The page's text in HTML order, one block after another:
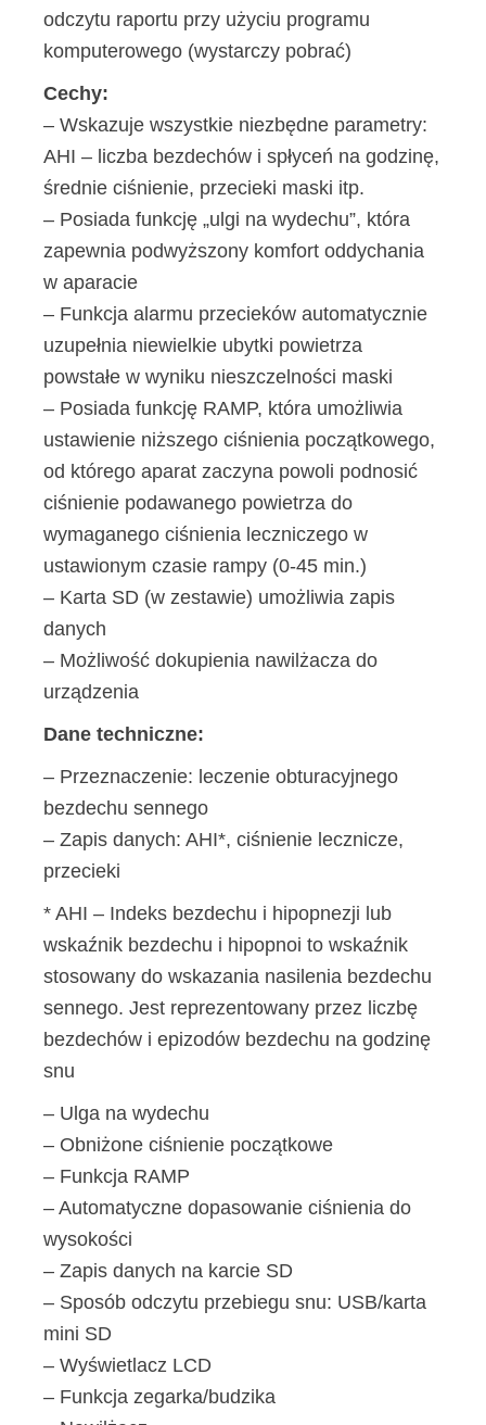
odczytu raportu przy użyciu programu
komputerowego (wystarczy pobrać)
Cechy:
– Wskazuje wszystkie niezbędne parametry:
AHI – liczba bezdechów i spłyceń na godzinę,
średnie ciśnienie, przecieki maski itp.
– Posiada funkcję „ulgi na wydechu”, która
zapewnia podwyższony komfort oddychania
w aparacie
– Funkcja alarmu przecieków automatycznie
uzupełnia niewielkie ubytki powietrza
powstałe w wyniku nieszczelności maski
– Posiada funkcję RAMP, która umożliwia
ustawienie niższego ciśnienia początkowego,
od którego aparat zaczyna powoli podnosić
ciśnienie podawanego powietrza do
wymaganego ciśnienia leczniczego w
ustawionym czasie rampy (0-45 min.)
– Karta SD (w zestawie) umożliwia zapis
danych
– Możliwość dokupienia nawilżacza do
urządzenia
Dane techniczne:
– Przeznaczenie: leczenie obturacyjnego
bezdechu sennego
– Zapis danych: AHI*, ciśnienie lecznicze,
przecieki
* AHI – Indeks bezdechu i hipopnezji lub
wskaźnik bezdechu i hipopnoi to wskaźnik
stosowany do wskazania nasilenia bezdechu
sennego. Jest reprezentowany przez liczbę
bezdechów i epizodów bezdechu na godzinę
snu
– Ulga na wydechu
– Obniżone ciśnienie początkowe
– Funkcja RAMP
– Automatyczne dopasowanie ciśnienia do
wysokości
– Zapis danych na karcie SD
– Sposób odczytu przebiegu snu: USB/karta
mini SD
– Wyświetlacz LCD
– Funkcja zegarka/budzika